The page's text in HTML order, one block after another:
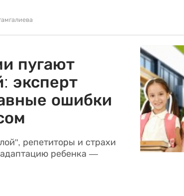
пугают
эксперт
ошибки
репетиторы и страхи
адаптацию ребенка —